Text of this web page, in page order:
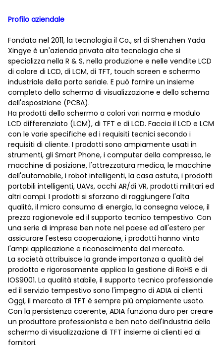
Profilo aziendale
Fondata nel 2011, la tecnologia il Co., srl di Shenzhen Yada
Xingye è un'azienda privata alta tecnologia che si
specializza nella R & S, nella produzione e nelle vendite LCD
di colore di LCD, di LCM, di TFT, touch screen e schermo
industriale della porta seriale. E può fornire un insieme
completo dello schermo di visualizzazione e dello schema
dell'esposizione (PCBA).
Ha prodotti dello schermo a colori vari norma e modulo
LCD differenziato (LCM), di TFT e di LCD. Faccia il LCD e LCM
con le varie specifiche ed i requisiti tecnici secondo i
requisiti di cliente. I prodotti sono ampiamente usati in
strumenti, gli Smart Phone, i computer della compressa, le
macchine di posizione, l'attrezzatura medica, le macchine
dell'automobile, i robot intelligenti, la casa astuta, i prodotti
portabili intelligenti, UAVs, occhi AR/di VR, prodotti militari ed
altri campi. I prodotti si sforzano di raggiungere l'alta
qualità, il micro consumo di energia, la consegna veloce, il
prezzo ragionevole ed il supporto tecnico tempestivo. Con
una serie di imprese ben note nel paese ed all'estero per
assicurare l'estesa cooperazione, i prodotti hanno vinto
l'ampi applicazione e riconoscimento del mercato.
La società attribuisce la grande importanza a qualità del
prodotto e rigorosamente applica la gestione di RoHS e di
IOS9001. La qualità stabile, il supporto tecnico professionale
ed il servizio tempestivo sono l'impegno di ADIA ai clienti.
Oggi, il mercato di TFT è sempre più ampiamente usato.
Con la persistenza coerente, ADIA funziona duro per creare
un produttore professionista e ben noto dell'industria dello
schermo di visualizzazione di TFT insieme ai clienti ed ai
fornitori.